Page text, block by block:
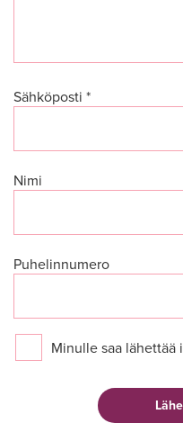
Sähköposti *
Nimi
Puhelinnumero
Minulle saa lähettää